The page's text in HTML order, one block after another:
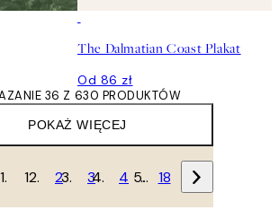
The Dalmatian Coast Plakat
Od 86 zł
POKAŻ WIĘCEJ
36 Z 630 PRODUKTÓW
1 2 3 4 … 18